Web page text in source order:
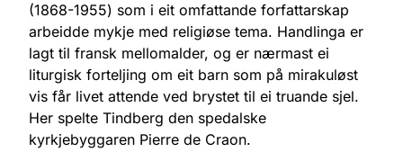
(1868-1955) som i eit omfattande forfattarskap
arbeidde mykje med religiøse tema. Handlinga er
lagt til fransk mellomalder, og er nærmast ei
liturgisk forteljing om eit barn som på mirakuløst
vis får livet attende ved brystet til ei truande sjel.
Her spelte Tindberg den spedalske
kyrkjebyggaren Pierre de Craon.